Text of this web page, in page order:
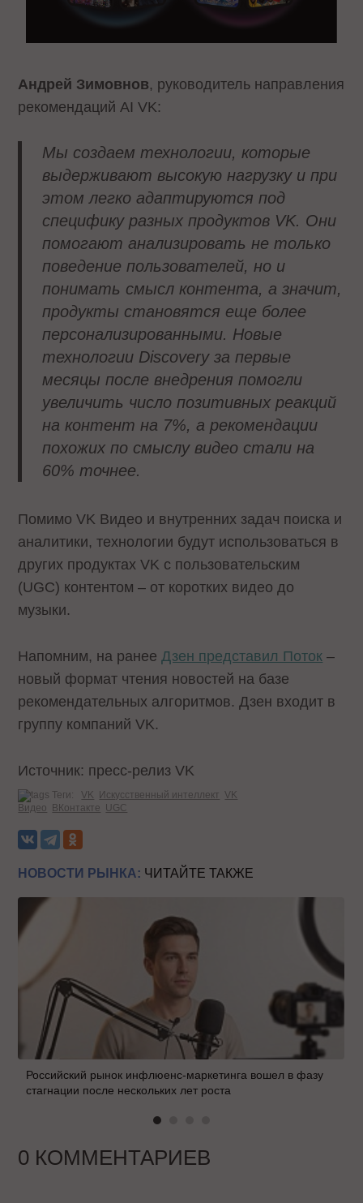
Андрей Зимовнов, руководитель направления
рекомендаций AI VK:
Мы создаем технологии, которые
выдерживают высокую нагрузку и при
этом легко адаптируются под
специфику разных продуктов VK. Они
помогают анализировать не только
поведение пользователей, но и
понимать смысл контента, а значит,
продукты становятся еще более
персонализированными. Новые
технологии Discovery за первые
месяцы после внедрения помогли
увеличить число позитивных реакций
на контент на 7%, а рекомендации
похожих по смыслу видео стали на
60% точнее.
Помимо VK Видео и внутренних задач поиска и
аналитики, технологии будут использоваться в
других продуктах VK с пользовательским
(UGC) контентом – от коротких видео до
музыки.
Напомним, на ранееДзен представил Поток –
новый формат чтения новостей на базе
рекомендательных алгоритмов. Дзен входит в
группу компаний VK.
Источник: пресс-релиз VK
Теги: VK Искусственный интеллект VK
Видео ВКонтакте UGC
НОВОСТИ РЫНКА: ЧИТАЙТЕ ТАКЖЕ
Российский рынок инфлюенс-маркетинга вошел в фазу
стагнации после нескольких лет роста
0 КОММЕНТАРИЕВ